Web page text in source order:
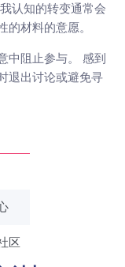
认知的转变通常会
材料的意愿。
中阻止参与。 感到
退出讨论或避免寻
区